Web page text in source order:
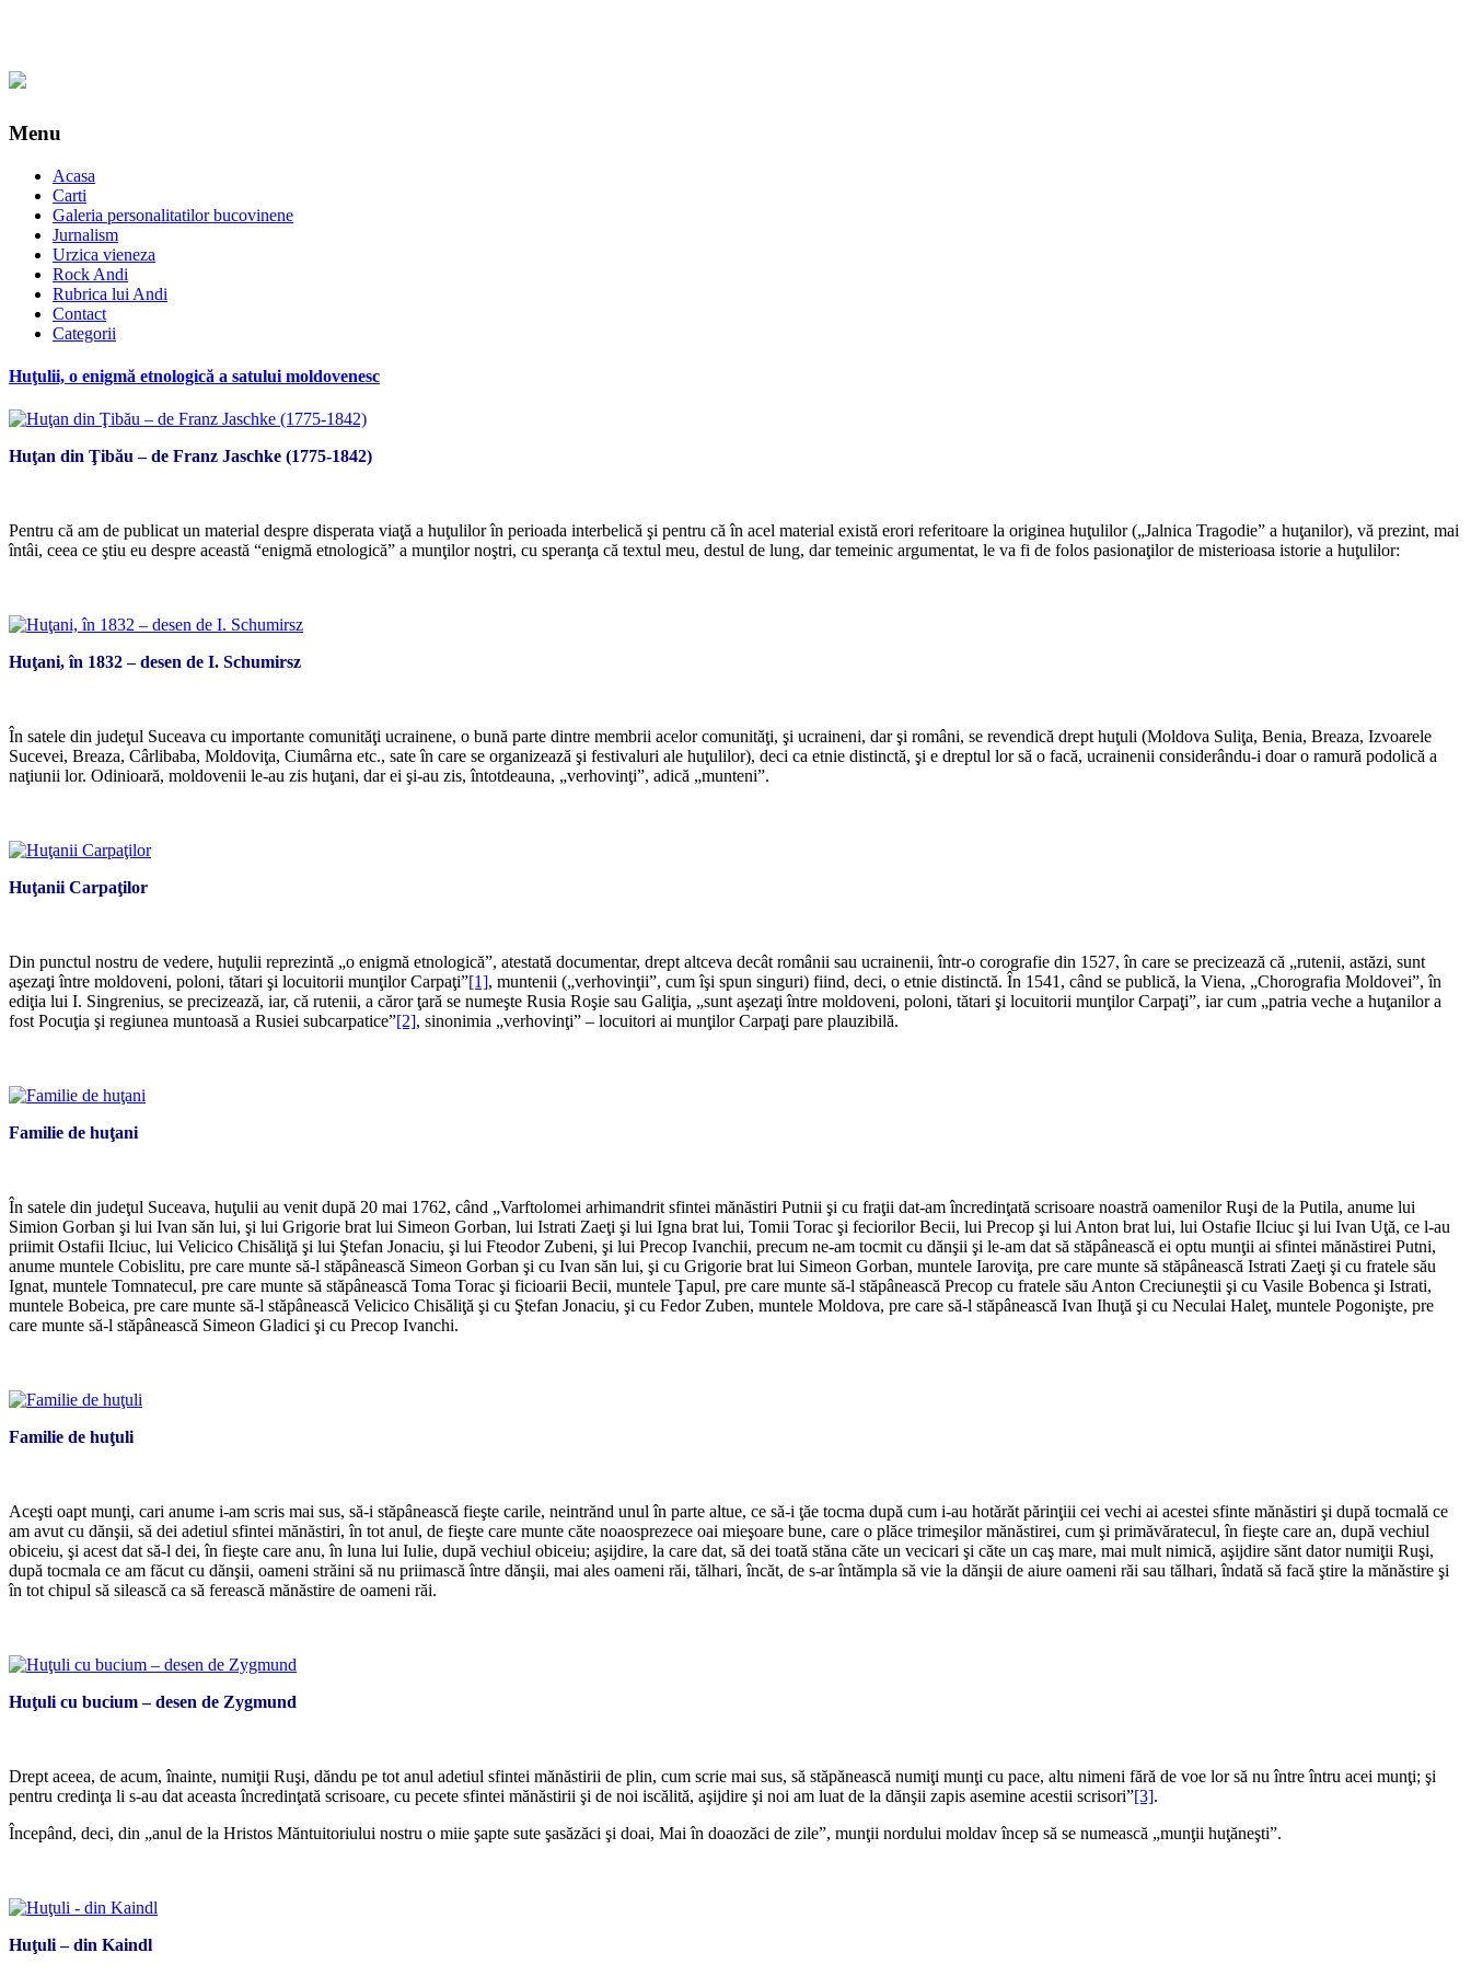
Menu
Acasa
Carti
Galeria personalitatilor bucovinene
Jurnalism
Urzica vieneza
Rock Andi
Rubrica lui Andi
Contact
Categorii
Huţulii, o enigmă etnologică a satului moldovenesc
Huţan din Ţibău – de Franz Jaschke (1775-1842)
Pentru că am de publicat un material despre disperata viaţă a huţulilor în perioada interbelică şi pentru că în acel material există erori referitoare la originea huţulilor („Jalnica Tragodie” a huţanilor), vă prezint, mai
întâi, ceea ce ştiu eu despre această “enigmă etnologică” a munţilor noştri, cu speranţa că textul meu, destul de lung, dar temeinic argumentat, le va fi de folos pasionaţilor de misterioasa istorie a huţulilor:
Huţani, în 1832 – desen de I. Schumirsz
În satele din judeţul Suceava cu importante comunităţi ucrainene, o bună parte dintre membrii acelor comunităţi, şi ucraineni, dar şi români, se revendică drept huţuli (Moldova Suliţa, Benia, Breaza, Izvoarele
Sucevei, Breaza, Cârlibaba, Moldoviţa, Ciumârna etc., sate în care se organizează şi festivaluri ale huţulilor), deci ca etnie distinctă, şi e dreptul lor să o facă, ucrainenii considerându-i doar o ramură podolică a
naţiunii lor. Odinioară, moldovenii le-au zis huţani, dar ei şi-au zis, întotdeauna, „verhovinţi”, adică „munteni”.
Huţanii Carpaţilor
Din punctul nostru de vedere, huţulii reprezintă „o enigmă etnologică”, atestată documentar, drept altceva decât românii sau ucrainenii, într-o corografie din 1527, în care se precizează că „rutenii, astăzi, sunt
aşezaţi între moldoveni, poloni, tătari şi locuitorii munţilor Carpaţi”[1], muntenii („verhovinţii”, cum îşi spun singuri) fiind, deci, o etnie distinctă. În 1541, când se publică, la Viena, „Chorografia Moldovei”, în
ediţia lui I. Singrenius, se precizează, iar, că rutenii, a căror ţară se numeşte Rusia Roşie sau Galiţia, „sunt aşezaţi între moldoveni, poloni, tătari şi locuitorii munţilor Carpaţi”, iar cum „patria veche a huţanilor a
fost Pocuţia şi regiunea muntoasă a Rusiei subcarpatice”[2], sinonimia „verhovinţi” – locuitori ai munţilor Carpaţi pare plauzibilă.
Familie de huţani
În satele din judeţul Suceava, huţulii au venit după 20 mai 1762, când „Varftolomei arhimandrit sfintei mănăstiri Putnii şi cu fraţii dat-am încredinţată scrisoare noastră oamenilor Ruşi de la Putila, anume lui
Simion Gorban şi lui Ivan săn lui, şi lui Grigorie brat lui Simeon Gorban, lui Istrati Zaeţi şi lui Igna brat lui, Tomii Torac şi feciorilor Becii, lui Precop şi lui Anton brat lui, lui Ostafie Ilciuc şi lui Ivan Uţă, ce l-au
priimit Ostafii Ilciuc, lui Velicico Chisăliţă şi lui Ştefan Jonaciu, şi lui Fteodor Zubeni, şi lui Precop Ivanchii, precum ne-am tocmit cu dănşii şi le-am dat să stăpânească ei optu munţii ai sfintei mănăstirei Putni,
anume muntele Cobislitu, pre care munte să-l stăpânească Simeon Gorban şi cu Ivan săn lui, şi cu Grigorie brat lui Simeon Gorban, muntele Iaroviţa, pre care munte să stăpânească Istrati Zaeţi şi cu fratele său
Ignat, muntele Tomnatecul, pre care munte să stăpânească Toma Torac şi ficioarii Becii, muntele Ţapul, pre care munte să-l stăpânească Precop cu fratele său Anton Creciuneştii şi cu Vasile Bobenca şi Istrati,
muntele Bobeica, pre care munte să-l stăpânească Velicico Chisăliţă şi cu Ştefan Jonaciu, şi cu Fedor Zuben, muntele Moldova, pre care să-l stăpânească Ivan Ihuţă şi cu Neculai Haleţ, muntele Pogonişte, pre
care munte să-l stăpânească Simeon Gladici şi cu Precop Ivanchi.
Familie de huţuli
Aceşti oapt munţi, cari anume i-am scris mai sus, să-i stăpânească fieşte carile, neintrănd unul în parte altue, ce să-i ţăe tocma după cum i-au hotărăt părinţiii cei vechi ai acestei sfinte mănăstiri şi după tocmală ce
am avut cu dănşii, să dei adetiul sfintei mănăstiri, în tot anul, de fieşte care munte căte noaosprezece oai mieşoare bune, care o plăce trimeşilor mănăstirei, cum şi primăvăratecul, în fieşte care an, după vechiul
obiceiu, şi acest dat să-l dei, în fieşte care anu, în luna lui Iulie, după vechiul obiceiu; aşijdire, la care dat, să dei toată stăna căte un vecicari şi căte un caş mare, mai mult nimică, aşijdire sănt dator numiţii Ruşi,
după tocmala ce am făcut cu dănşii, oameni străini să nu priimască între dănşii, mai ales oameni răi, tălhari, încăt, de s-ar întămpla să vie la dănşii de aiure oameni răi sau tălhari, îndată să facă ştire la mănăstire şi
în tot chipul să silească ca să ferească mănăstire de oameni răi.
Huţuli cu bucium – desen de Zygmund
Drept aceea, de acum, înainte, numiţii Ruşi, dăndu pe tot anul adetiul sfintei mănăstirii de plin, cum scrie mai sus, să stăpănească numiţi munţi cu pace, altu nimeni fără de voe lor să nu între întru acei munţi; şi
pentru credinţa li s-au dat aceasta încredinţată scrisoare, cu pecete sfintei mănăstirii şi de noi iscălită, aşijdire şi noi am luat de la dănşii zapis asemine acestii scrisori”[3].
Începând, deci, din „anul de la Hristos Măntuitoriului nostru o miie şapte sute şasăzăci şi doai, Mai în doaozăci de zile”, munţii nordului moldav încep să se numească „munţii huţăneşti”.
Huţuli – din Kaindl